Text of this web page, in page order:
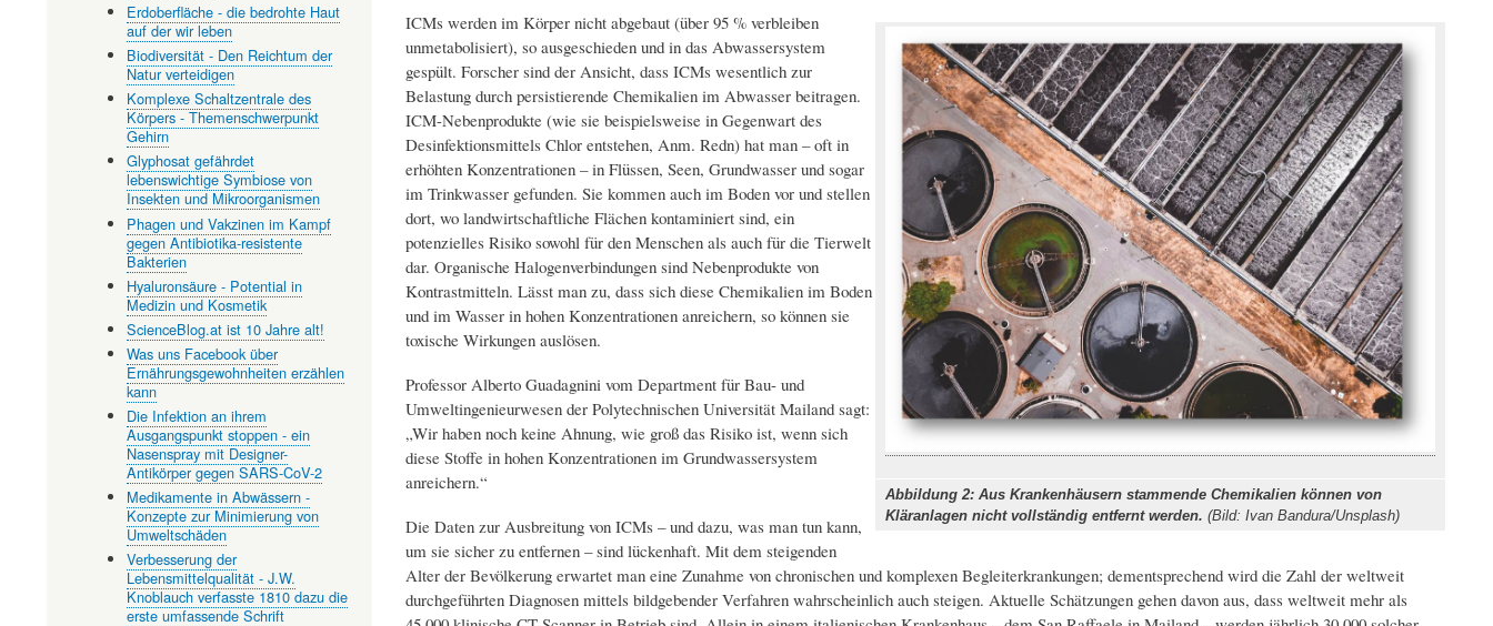
Abbildung 2: Aus Krankenhäusern stammende Chemikalien können von
Kläranlagen nicht vollständig entfernt werden. (Bild: Ivan Bandura/Unsplash)
ICMs werden im Körper nicht abgebaut (über 95 % verbleiben
unmetabolisiert), so ausgeschieden und in das Abwassersystem
gespült. Forscher sind der Ansicht, dass ICMs wesentlich zur
Belastung durch persistierende Chemikalien im Abwasser beitragen.
ICM-Nebenprodukte (wie sie beispielsweise in Gegenwart des
Desinfektionsmittels Chlor entstehen, Anm. Redn) hat man – oft in
erhöhten Konzentrationen – in Flüssen, Seen, Grundwasser und sogar
im Trinkwasser gefunden. Sie kommen auch im Boden vor und stellen
dort, wo landwirtschaftliche Flächen kontaminiert sind, ein
potenzielles Risiko sowohl für den Menschen als auch für die Tierwelt
dar. Organische Halogenverbindungen sind Nebenprodukte von
Kontrastmitteln. Lässt man zu, dass sich diese Chemikalien im Boden
und im Wasser in hohen Konzentrationen anreichern, so können sie
toxische Wirkungen auslösen.
Professor Alberto Guadagnini vom Department für Bau- und
Umweltingenieurwesen der Polytechnischen Universität Mailand sagt:
„Wir haben noch keine Ahnung, wie groß das Risiko ist, wenn sich
diese Stoffe in hohen Konzentrationen im Grundwassersystem
anreichern.“
Die Daten zur Ausbreitung von ICMs – und dazu, was man tun kann,
um sie sicher zu entfernen – sind lückenhaft. Mit dem steigenden
Alter der Bevölkerung erwartet man eine Zunahme von chronischen und komplexen Begleiterkrankungen; dementsprechend wird die Zahl der weltweit
durchgeführten Diagnosen mittels bildgebender Verfahren wahrscheinlich auch steigen. Aktuelle Schätzungen gehen davon aus, dass weltweit mehr als
Erdoberfläche - die bedrohte Haut
auf der wir leben
Biodiversität - Den Reichtum der
Natur verteidigen
Komplexe Schaltzentrale des
Körpers - Themenschwerpunkt
Gehirn
Glyphosat gefährdet
lebenswichtige Symbiose von
Insekten und Mikroorganismen
Phagen und Vakzinen im Kampf
gegen Antibiotika-resistente
Bakterien
Hyaluronsäure - Potential in
Medizin und Kosmetik
ScienceBlog.at ist 10 Jahre alt!
Was uns Facebook über
Ernährungsgewohnheiten erzählen
kann
Die Infektion an ihrem
Ausgangspunkt stoppen - ein
Nasenspray mit Designer-
Antikörper gegen SARS-CoV-2
Medikamente in Abwässern -
Konzepte zur Minimierung von
Umweltschäden
Verbesserung der
Lebensmittelqualität - J.W.
Knoblauch verfasste 1810 dazu die
erste umfassende Schrift